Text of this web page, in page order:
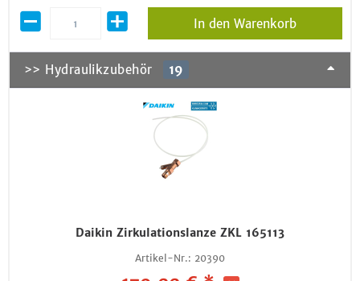
In den Warenkorb
>> Hydraulikzubehör 19
Daikin Zirkulationslanze ZKL 165113
Artikel-Nr.: 20390